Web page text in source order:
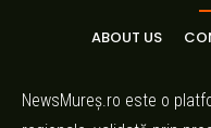
ABOUT US
NewsMureș.ro este o